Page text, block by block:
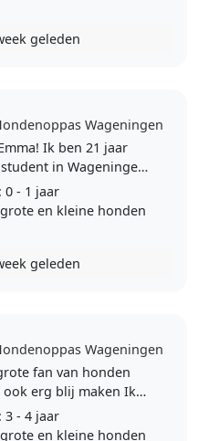
geleden
Wageningen
Ik ben 21 jaar
in Wageningen
ouders hebben wij
hond, nu ik naar
- 1 jaar
en kleine honden
geleden
Wageningen
fan van honden
ook erg blij maken Ik
een hond en
2 jaar 3 honden
- 4 jaar
en kleine honden